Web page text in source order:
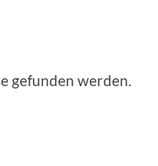
gefunden werden.